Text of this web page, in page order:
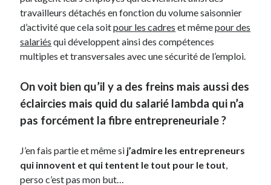
travailleurs détachés en fonction du volume saisonnier
d’activité que cela soitpour les cadres et mêmepour des
salariés qui développent ainsi des compétences
multiples et transversales avec une sécurité de l’emploi.
On voit bien qu’il y a des freins mais aussi des
éclaircies mais quid du salarié lambda qui n’a
pas forcément la fibre entrepreneuriale ?
J’en fais partie et même si j’admire les entrepreneurs
qui innovent et qui tentent le tout pour le tout,
perso c’est pas mon but…